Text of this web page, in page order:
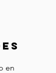
en